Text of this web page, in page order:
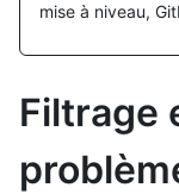
mise à niveau,
Filtrage